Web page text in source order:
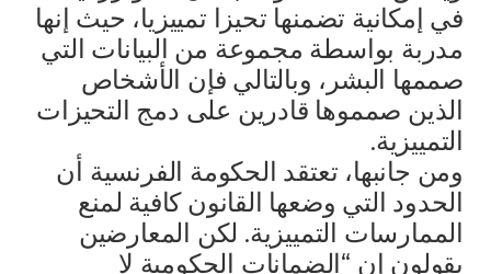
في إمكانية تضمنها تحيزا تمييزيا، حيث إنها
مدربة بواسطة مجموعة من البيانات التي
صممها البشر، وبالتالي فإن الأشخاص
الذين صمموها قادرين على دمج التحيزات
التمييزية.
ومن جانبها، تعتقد الحكومة الفرنسية أن
الحدود التي وضعها القانون كافية لمنع
الممارسات التمييزية. لكن المعارضين
يقولون إن “الضمانات الحكومية لا